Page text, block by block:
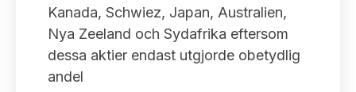
Huvudmän
Verksamhetsberättelser
Avgifter
Prenumerera
Kanada, Schwiez, Japan, Australien,
Nya Zeeland och Sydafrika eftersom
dessa aktier endast utgjorde obetydlig
andel